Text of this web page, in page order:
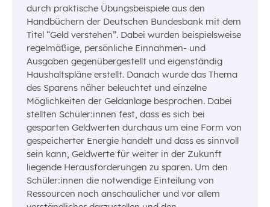
durch praktische Übungsbeispiele aus den
Handbüchern der Deutschen Bundesbank mit dem
Titel “Geld verstehen”. Dabei wurden beispielsweise
regelmäßige, persönliche Einnahmen- und
Ausgaben gegenübergestellt und eigenständig
Haushaltspläne erstellt. Danach wurde das Thema
des Sparens näher beleuchtet und einzelne
Möglichkeiten der Geldanlage besprochen. Dabei
stellten Schüler:innen fest, dass es sich bei
gesparten Geldwerten durchaus um eine Form von
gespeicherter Energie handelt und dass es sinnvoll
sein kann, Geldwerte für weiter in der Zukunft
liegende Herausforderungen zu sparen. Um den
Schüler:innen die notwendige Einteilung von
Ressourcen noch anschaulicher und vor allem